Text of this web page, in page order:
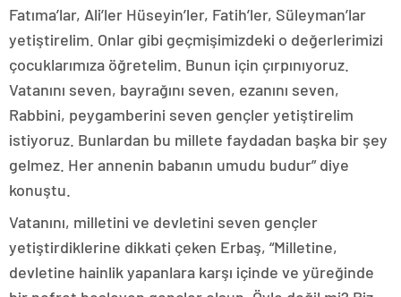
Fatıma’lar, Ali’ler Hüseyin’ler, Fatih’ler, Süleyman’lar
yetiştirelim. Onlar gibi geçmişimizdeki o değerlerimizi
çocuklarımıza öğretelim. Bunun için çırpınıyoruz.
Vatanını seven, bayrağını seven, ezanını seven,
Rabbini, peygamberini seven gençler yetiştirelim
istiyoruz. Bunlardan bu millete faydadan başka bir şey
gelmez. Her annenin babanın umudu budur” diye
konuştu.
Vatanını, milletini ve devletini seven gençler
yetiştirdiklerine dikkati çeken Erbaş, “Milletine,
devletine hainlik yapanlara karşı içinde ve yüreğinde